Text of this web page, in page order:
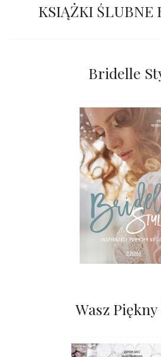
KSIĄŻKI ŚLUBNE
Bridelle
Wasz Piękny